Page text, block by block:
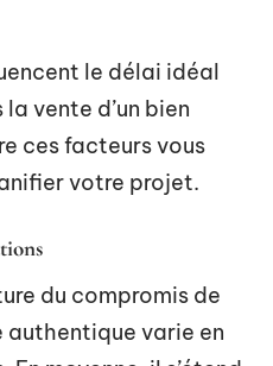
le délai idéal
vente d’un bien
ces facteurs vous
votre projet.
du compromis de
authentique varie en